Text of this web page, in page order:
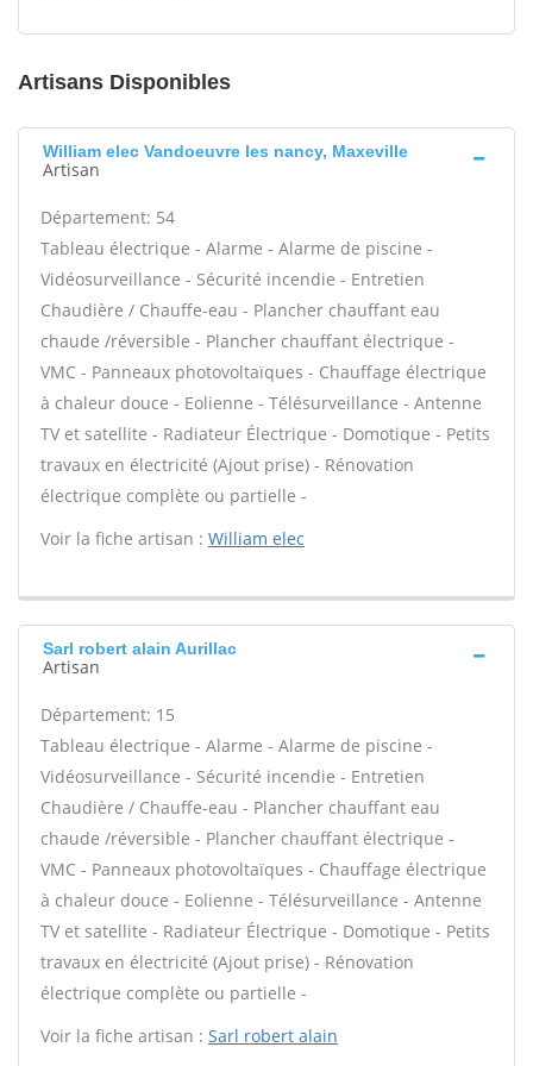
Artisans Disponibles
William elec Vandoeuvre les nancy, Maxeville
Artisan
Département: 54
Tableau électrique - Alarme - Alarme de piscine -
Vidéosurveillance - Sécurité incendie - Entretien
Chaudière / Chauffe-eau - Plancher chauffant eau
chaude /réversible - Plancher chauffant électrique -
VMC - Panneaux photovoltaïques - Chauffage électrique
à chaleur douce - Eolienne - Télésurveillance - Antenne
TV et satellite - Radiateur Électrique - Domotique - Petits
travaux en électricité (Ajout prise) - Rénovation
électrique complète ou partielle -
Voir la fiche artisan : William elec
Sarl robert alain Aurillac
Artisan
Département: 15
Tableau électrique - Alarme - Alarme de piscine -
Vidéosurveillance - Sécurité incendie - Entretien
Chaudière / Chauffe-eau - Plancher chauffant eau
chaude /réversible - Plancher chauffant électrique -
VMC - Panneaux photovoltaïques - Chauffage électrique
à chaleur douce - Eolienne - Télésurveillance - Antenne
TV et satellite - Radiateur Électrique - Domotique - Petits
travaux en électricité (Ajout prise) - Rénovation
électrique complète ou partielle -
Voir la fiche artisan : Sarl robert alain